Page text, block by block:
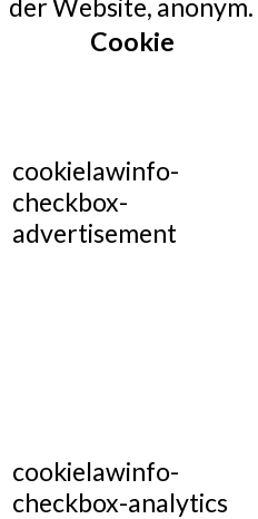
Cookie
cookielawinfo-
checkbox-
advertisement
cookielawinfo-
checkbox-analytics